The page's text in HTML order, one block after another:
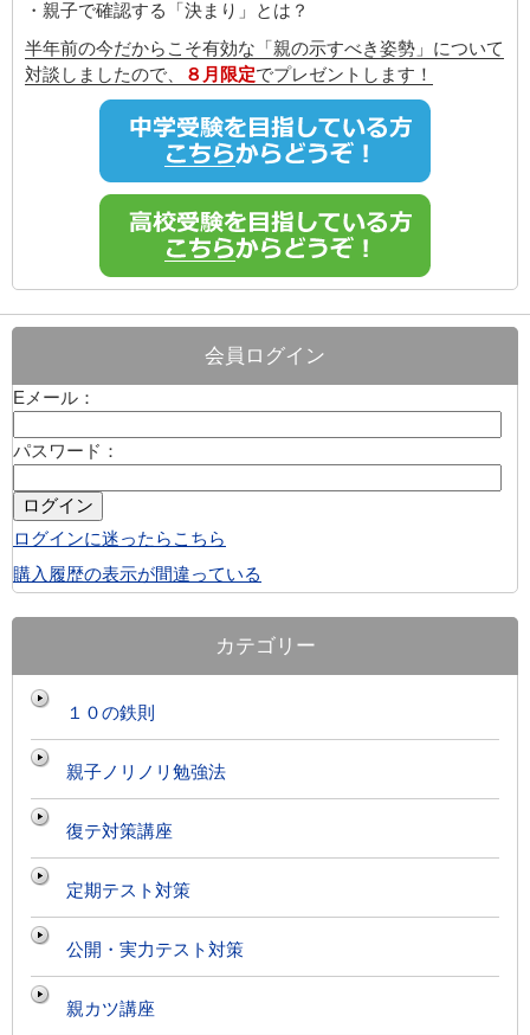
・親子で確認する「決まり」とは？
半年前の今だからこそ有効な「親の示すべき姿勢」について
対談しましたので、
８月限定でプレゼントします！
会員ログイン
Eメール：
パスワード：
ログインに迷ったらこちら
購入履歴の表示が間違っている
カテゴリー
１０の鉄則
親子ノリノリ勉強法
復テ対策講座
定期テスト対策
公開・実力テスト対策
親カツ講座